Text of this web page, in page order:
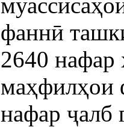
фаннӣ
2640 нафар
маҳфилҳои
нафар ҷалб